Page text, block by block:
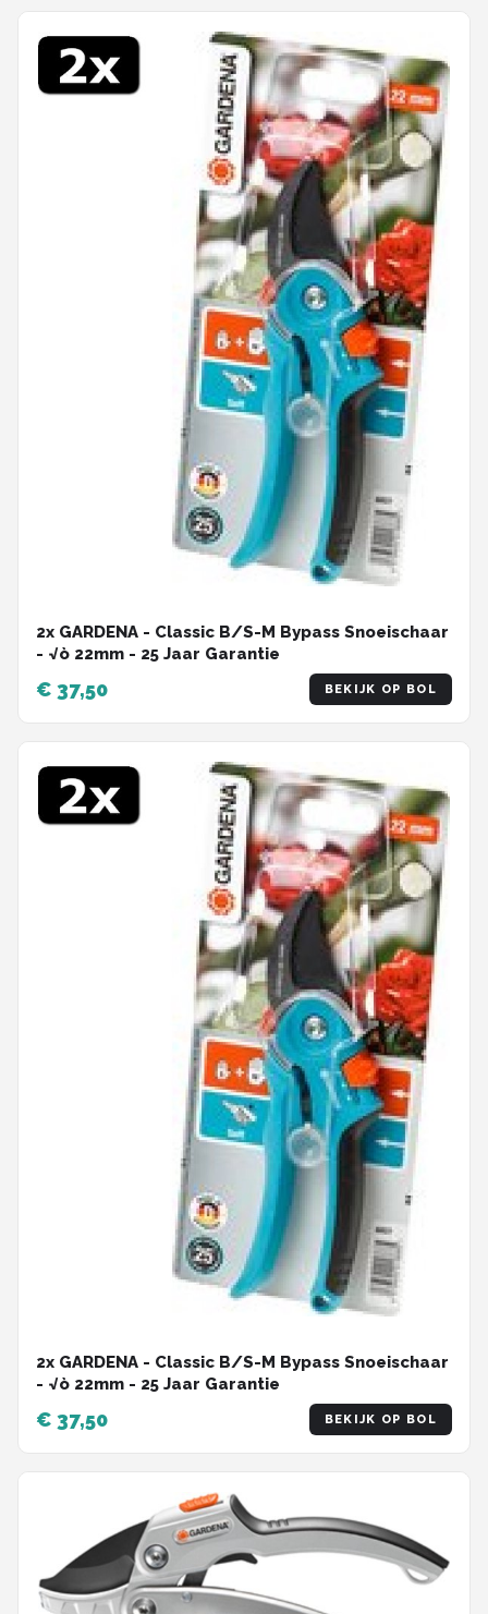
2x GARDENA - Classic B/S-M Bypass Snoeischaar
- √ò 22mm - 25 Jaar Garantie
€ 37,50 BEKIJK OP BOL
2x GARDENA - Classic B/S-M Bypass Snoeischaar
- √ò 22mm - 25 Jaar Garantie
€ 37,50 BEKIJK OP BOL